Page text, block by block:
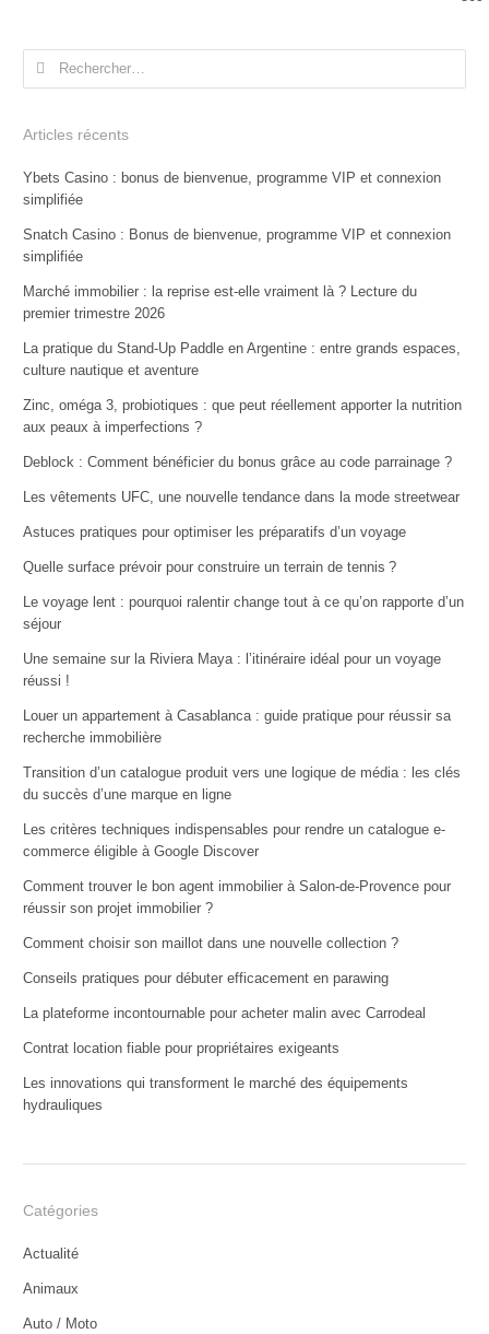
Rechercher :
Articles récents
Ybets Casino : bonus de bienvenue, programme VIP et connexion
simplifiée
Snatch Casino : Bonus de bienvenue, programme VIP et connexion
simplifiée
Marché immobilier : la reprise est-elle vraiment là ? Lecture du
premier trimestre 2026
La pratique du Stand-Up Paddle en Argentine : entre grands espaces,
culture nautique et aventure
Zinc, oméga 3, probiotiques : que peut réellement apporter la nutrition
aux peaux à imperfections ?
Deblock : Comment bénéficier du bonus grâce au code parrainage ?
Les vêtements UFC, une nouvelle tendance dans la mode streetwear
Astuces pratiques pour optimiser les préparatifs d’un voyage
Quelle surface prévoir pour construire un terrain de tennis ?
Le voyage lent : pourquoi ralentir change tout à ce qu’on rapporte d’un
séjour
Une semaine sur la Riviera Maya : l’itinéraire idéal pour un voyage
réussi !
Louer un appartement à Casablanca : guide pratique pour réussir sa
recherche immobilière
Transition d’un catalogue produit vers une logique de média : les clés
du succès d’une marque en ligne
Les critères techniques indispensables pour rendre un catalogue e-
commerce éligible à Google Discover
Comment trouver le bon agent immobilier à Salon-de-Provence pour
réussir son projet immobilier ?
Comment choisir son maillot dans une nouvelle collection ?
Conseils pratiques pour débuter efficacement en parawing
La plateforme incontournable pour acheter malin avec Carrodeal
Contrat location fiable pour propriétaires exigeants
Les innovations qui transforment le marché des équipements
hydrauliques
Catégories
Actualité
Animaux
Auto / Moto